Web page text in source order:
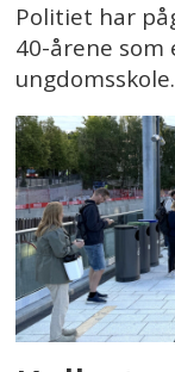
Politiet har
40-årene
ungdomsskole.